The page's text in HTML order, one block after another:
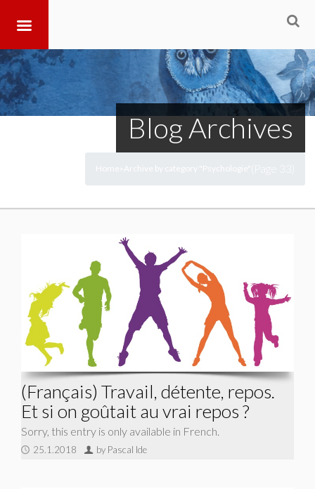
Blog Archives
(Français) Travail, détente, repos.
Et si on goûtait au vrai repos ?
Sorry, this entry is only available in French.
25.1.2018 by Pascal Ide